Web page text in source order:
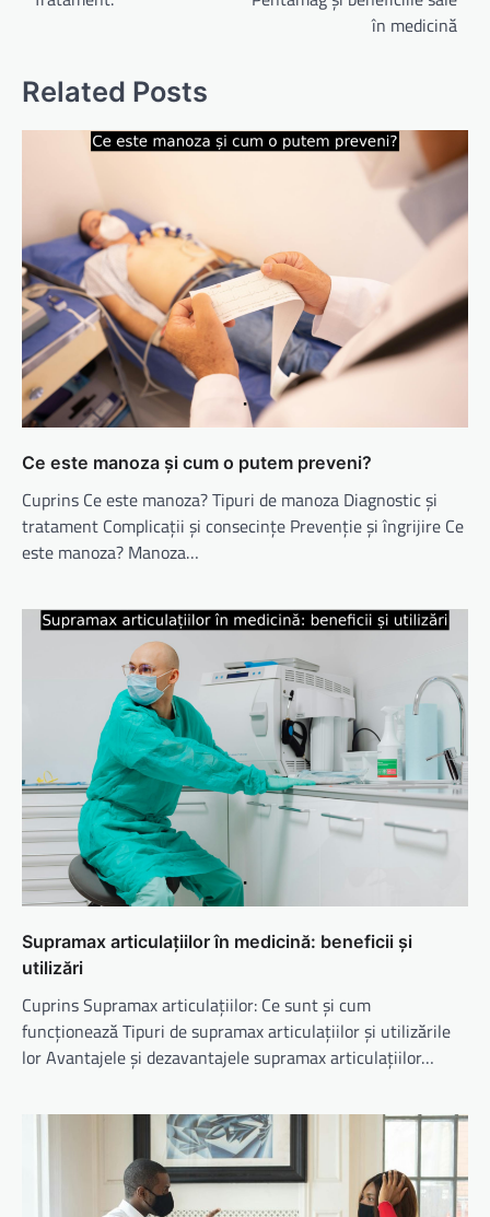
în medicină
Related Posts
Ce este manoza și cum o putem preveni?
Cuprins Ce este manoza? Tipuri de manoza Diagnostic și
tratament Complicații și consecințe Prevenție și îngrijire Ce
este manoza? Manoza…
Supramax articulațiilor în medicină: beneficii și
utilizări
Cuprins Supramax articulațiilor: Ce sunt și cum
funcționează Tipuri de supramax articulațiilor și utilizările
lor Avantajele și dezavantajele supramax articulațiilor…